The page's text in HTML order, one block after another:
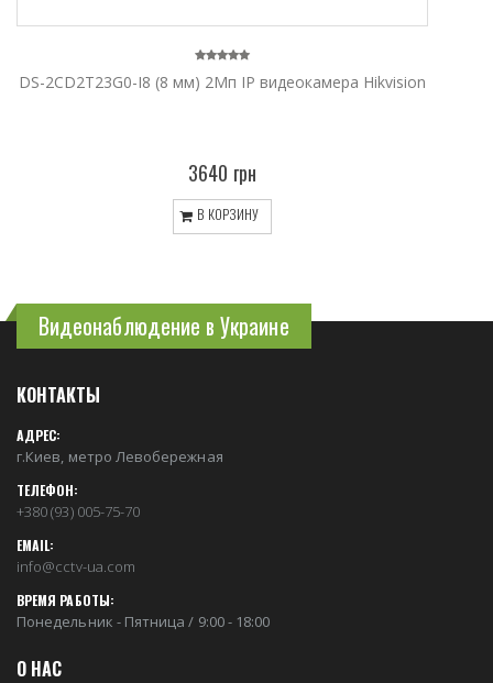
DS-2CD2T23G0-I8 (8 мм) 2Мп IP видеокамера Hikvision
3640 грн
В КОРЗИНУ
Видеонаблюдение в Украине
КОНТАКТЫ
АДРЕС:
г.Киев, метро Левобережная
ТЕЛЕФОН:
+380 (93) 005-75-70
EMAIL:
info@cctv-ua.com
ВРЕМЯ РАБОТЫ:
Понедельник - Пятница / 9:00 - 18:00
О НАС